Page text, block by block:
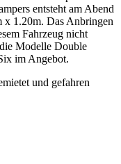
entsteht am Abend
x 1.20m. Das Anbringen
Fahrzeug nicht
Modelle Double
im Angebot.
und gefahren